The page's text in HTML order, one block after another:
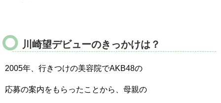
川崎望デビューのきっかけは？
2005年、行きつけの美容院でAKB48の
応募の案内をもらったことから、母親の